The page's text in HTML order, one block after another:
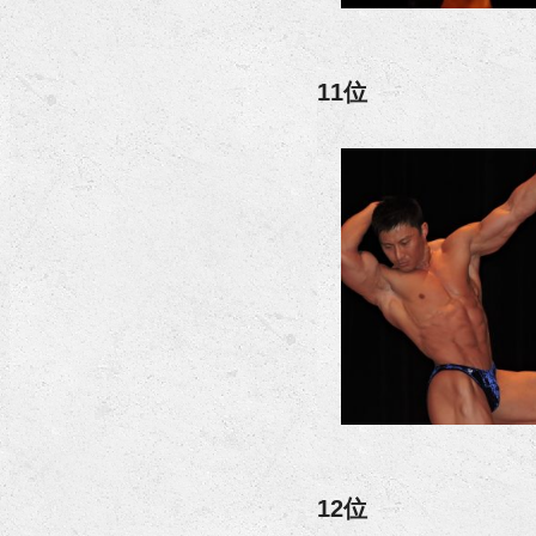
11位
12位